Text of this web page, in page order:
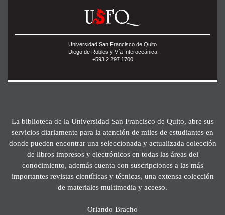
Universidad San Francisco de Quito
Diego de Robles y Vía Interoceánica
+593 2 297 1700
La biblioteca de la Universidad San Francisco de Quito, abre sus
servicios diariamente para la atención de miles de estudiantes en
donde pueden encontrar una seleccionada y actualizada colección
de libros impresos y electrónicos en todas las áreas del
conocimiento, además cuenta con suscripciones a las más
importantes revistas científicas y técnicas, una extensa colección
de materiales multimedia y acceso.
Orlando Bracho